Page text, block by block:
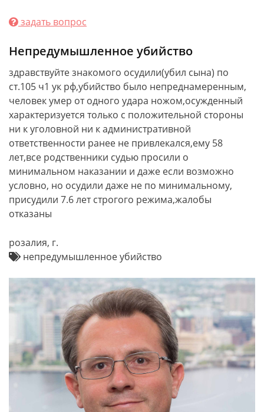
задать вопрос
Непредумышленное убийство
здравствуйте знакомого осудили(убил сына) по
ст.105 ч1 ук рф,убийство было непреднамеренным,
человек умер от одного удара ножом,осужденный
характеризуется только с положительной стороны
ни к уголовной ни к административной
ответственности ранее не привлекался,ему 58
лет,все родственники судью просили о
минимальном наказании и даже если возможно
условно, но осудили даже не по минимальному,
присудили 7.6 лет строгого режима,жалобы
отказаны
розалия, г.
непредумышленное убийство